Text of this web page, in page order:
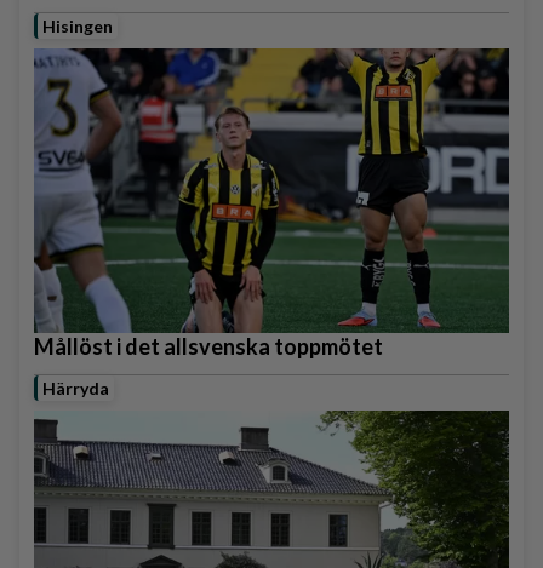
Hisingen
Mållöst i det allsvenska toppmötet
Härryda